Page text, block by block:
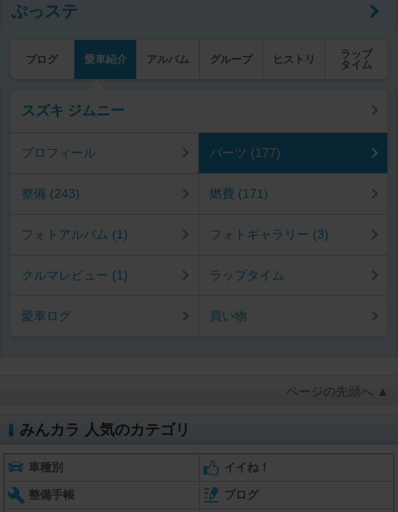
ぷっステ
ブログ 愛車紹介 アルバム グループ ヒストリ
ラップ
タイム
スズキ ジムニー
プロフィール パーツ (177)
整備 (243) 燃費 (171)
フォトアルバム (1) フォトギャラリー (3)
クルマレビュー (1) ラップタイム
愛車ログ 買い物
ページの先頭へ ▲
みんカラ 人気のカテゴリ
車種別 イイね！
整備手帳 ブログ